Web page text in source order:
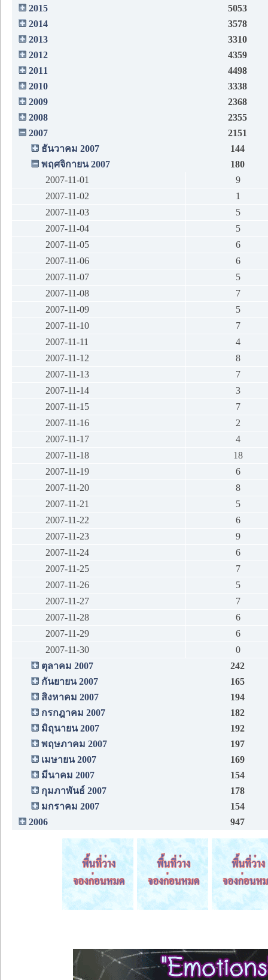
2015
5053
2014
3578
2013
3310
2012
4359
2011
4498
2010
3338
2009
2368
2008
2355
2007
2151
ธันวาคม 2007
144
พฤศจิกายน 2007
180
2007-11-01
9
2007-11-02
1
2007-11-03
5
2007-11-04
5
2007-11-05
6
2007-11-06
6
2007-11-07
5
2007-11-08
7
2007-11-09
5
2007-11-10
7
2007-11-11
4
2007-11-12
8
2007-11-13
7
2007-11-14
3
2007-11-15
7
2007-11-16
2
2007-11-17
4
2007-11-18
18
2007-11-19
6
2007-11-20
8
2007-11-21
5
2007-11-22
6
2007-11-23
9
2007-11-24
6
2007-11-25
7
2007-11-26
5
2007-11-27
7
2007-11-28
6
2007-11-29
6
2007-11-30
0
ตุลาคม 2007
242
กันยายน 2007
165
สิงหาคม 2007
194
กรกฎาคม 2007
182
มิถุนายน 2007
192
พฤษภาคม 2007
197
เมษายน 2007
169
มีนาคม 2007
154
กุมภาพันธ์ 2007
178
มกราคม 2007
154
2006
947